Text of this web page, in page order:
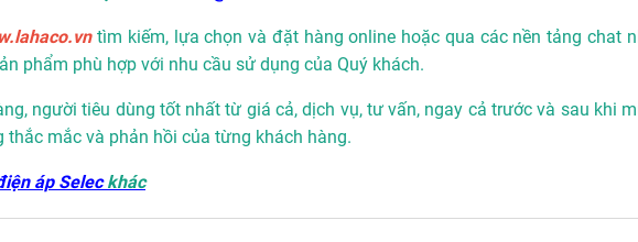
tìm kiếm, lựa chọn và đặt hàng online hoặc qua các nền tảng chat
phẩm phù hợp với nhu cầu sử dụng của Quý khách.
người tiêu dùng tốt nhất từ giá cả, dịch vụ, tư vấn, ngay cả trước và sau khi
mắc và phản hồi của từng khách hàng.
áp Selec khác